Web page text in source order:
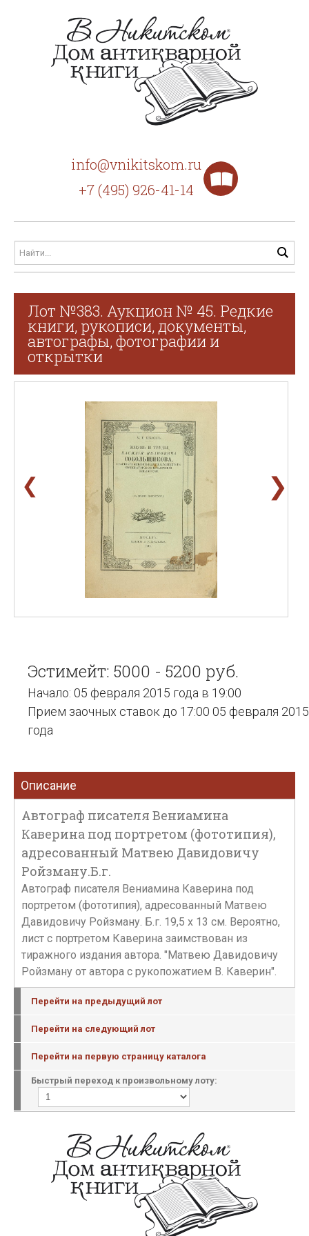
info@vnikitskom.ru
+7 (495) 926-41-14
Лот №383. Аукцион № 45. Редкие
книги, рукописи, документы,
автографы, фотографии и
открытки
❮ ❯
Эстимейт: 5000 - 5200 руб.
Начало: 05 февраля 2015 года в 19:00
Прием заочных ставок до 17:00 05 февраля 2015
года
Описание
Автограф писателя Вениамина
Каверина под портретом (фототипия),
адресованный Матвею Давидовичу
Ройзману.Б.г.
Автограф писателя Вениамина Каверина под
портретом (фототипия), адресованный Матвею
Давидовичу Ройзману. Б.г. 19,5 х 13 см. Вероятно,
лист с портретом Каверина заимствован из
тиражного издания автора. "Матвею Давидовичу
Ройзману от автора с рукопожатием В. Каверин".
Перейти на предыдущий лот
Перейти на следующий лот
Перейти на первую страницу каталога
Быстрый переход к произвольному лоту: